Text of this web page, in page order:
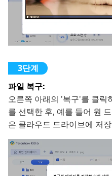
파일 복구:
오른쪽 아래의 '복구'를 클릭
를 선택한 후, 예를 들어 원
은 클라우드 드라이브에 저